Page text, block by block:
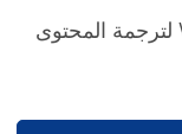
تم دمج MotaWord بالكامل مع Wix لترجمة المحتوى